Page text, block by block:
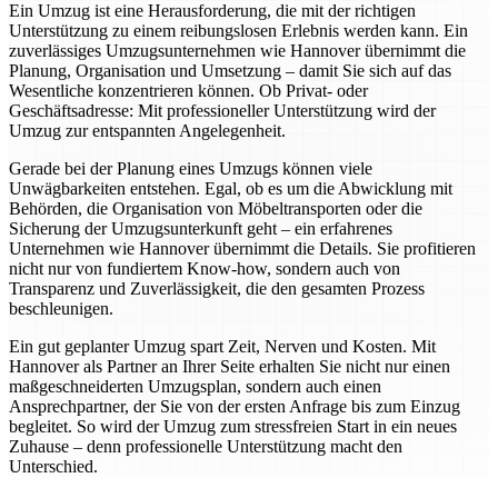
Ein Umzug ist eine Herausforderung, die mit der richtigen
Unterstützung zu einem reibungslosen Erlebnis werden kann. Ein
zuverlässiges Umzugsunternehmen wie Hannover übernimmt die
Planung, Organisation und Umsetzung – damit Sie sich auf das
Wesentliche konzentrieren können. Ob Privat- oder
Geschäftsadresse: Mit professioneller Unterstützung wird der
Umzug zur entspannten Angelegenheit.
Gerade bei der Planung eines Umzugs können viele
Unwägbarkeiten entstehen. Egal, ob es um die Abwicklung mit
Behörden, die Organisation von Möbeltransporten oder die
Sicherung der Umzugsunterkunft geht – ein erfahrenes
Unternehmen wie Hannover übernimmt die Details. Sie profitieren
nicht nur von fundiertem Know-how, sondern auch von
Transparenz und Zuverlässigkeit, die den gesamten Prozess
beschleunigen.
Ein gut geplanter Umzug spart Zeit, Nerven und Kosten. Mit
Hannover als Partner an Ihrer Seite erhalten Sie nicht nur einen
maßgeschneiderten Umzugsplan, sondern auch einen
Ansprechpartner, der Sie von der ersten Anfrage bis zum Einzug
begleitet. So wird der Umzug zum stressfreien Start in ein neues
Zuhause – denn professionelle Unterstützung macht den
Unterschied.